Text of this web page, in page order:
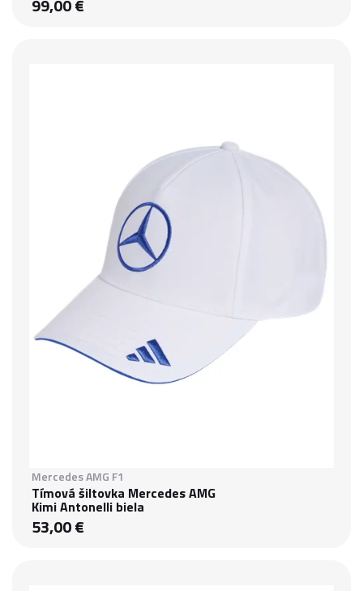
99,00 €
Mercedes AMG F1
Tímová šiltovka Mercedes AMG
Kimi Antonelli biela
53,00 €